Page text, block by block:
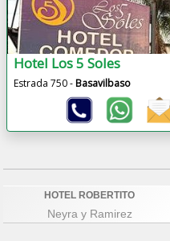
Hotel Los 5 Soles
Estrada 750 -Basavilbaso
HOTEL ROBERTITO
Neyra y Ramirez